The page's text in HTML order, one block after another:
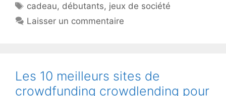
Étiquettes
cadeau, débutants, jeux de société
Laisser un commentaire
Les 10 meilleurs sites de
crowdfunding crowdlending pour